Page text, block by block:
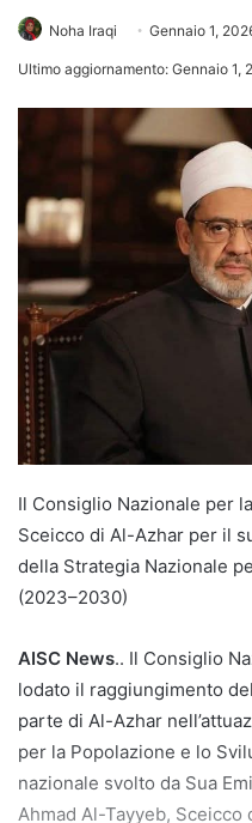
Noha Iraqi Gennaio 1,
Ultimo aggiornamento: Gennaio 1,
Il Consiglio Nazionale per
Sceicco di Al-Azhar per il
della Strategia Nazionale
(2023–2030)
AISC News.. Il Consiglio
lodato il raggiungimento
parte di Al-Azhar
per la Popolazione e lo
nazionale svolto da Sua
Ahmad Al-Tayyeb, Sceicco